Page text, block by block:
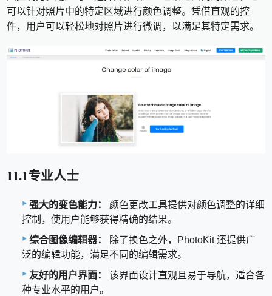
可以针对照片中的特定区域进行颜色调整。凭借直观的控
件，用户可以轻松地对照片进行微调，以满足其特定需求。
11.1专业人士
强大的变色能力：
颜色更改工具提供对颜色调整的详细
控制，使用户能够获得精确的结果。
综合图像编辑器：
除了换色之外，PhotoKit 还提供广
泛的编辑功能，满足不同的编辑需求。
友好的用户界面：
该界面设计直观且易于导航，适合各
种专业水平的用户。